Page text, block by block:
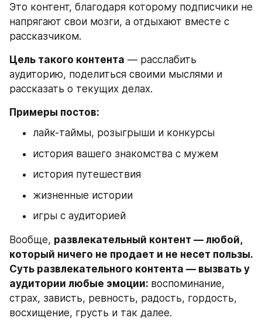
Это контент, благодаря которому подписчики не
напрягают свои мозги, а отдыхают вместе с
рассказчиком.
Цель такого контента — расслабить
аудиторию, поделиться своими мыслями и
рассказать о текущих делах.
Примеры постов:
лайк-таймы, розыгрыши и конкурсы
история вашего знакомства с мужем
история путешествия
жизненные истории
игры с аудиторией
Вообще, развлекательный контент — любой,
который ничего не продает и не несет пользы.
Суть развлекательного контента — вызвать у
аудитории любые эмоции: воспоминание,
страх, зависть, ревность, радость, гордость,
восхищение, грусть и так далее.